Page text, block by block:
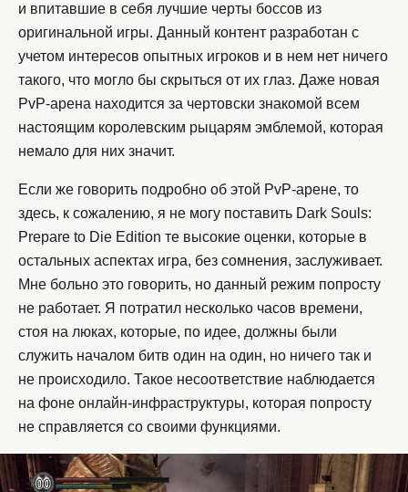
и впитавшие в себя лучшие черты боссов из
оригинальной игры. Данный контент разработан с
учетом интересов опытных игроков и в нем нет ничего
такого, что могло бы скрыться от их глаз. Даже новая
PvP-арена находится за чертовски знакомой всем
настоящим королевским рыцарям эмблемой, которая
немало для них значит.
Если же говорить подробно об этой PvP-арене, то
здесь, к сожалению, я не могу поставить Dark Souls:
Prepare to Die Edition те высокие оценки, которые в
остальных аспектах игра, без сомнения, заслуживает.
Мне больно это говорить, но данный режим попросту
не работает. Я потратил несколько часов времени,
стоя на люках, которые, по идее, должны были
служить началом битв один на один, но ничего так и
не происходило. Такое несоответствие наблюдается
на фоне онлайн-инфраструктуры, которая попросту
не справляется со своими функциями.